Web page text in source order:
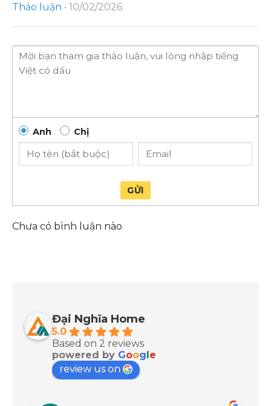
Thảo luận • 10/02/2026
Anh Chị
GỬI
Chưa có bình luận nào
Đại Nghĩa Home
5.0
Based on 2 reviews
powered by Google
review us on